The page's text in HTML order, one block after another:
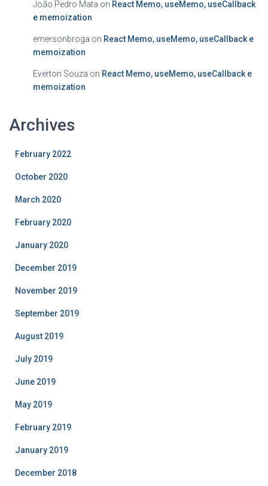
João Pedro Mata on React Memo, useMemo, useCallback
e memoization
emersonbroga on React Memo, useMemo, useCallback e
memoization
Everton Souza on React Memo, useMemo, useCallback e
memoization
Archives
February 2022
October 2020
March 2020
February 2020
January 2020
December 2019
November 2019
September 2019
August 2019
July 2019
June 2019
May 2019
February 2019
January 2019
December 2018